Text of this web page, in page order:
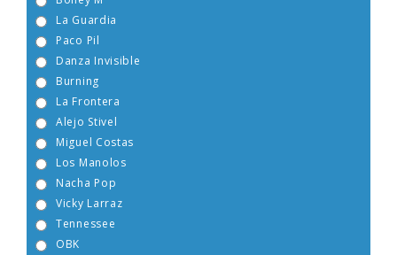
Boney M
Burning
Alejo Stivel
Miguel Costas
Nacha Pop
Vicky Larraz